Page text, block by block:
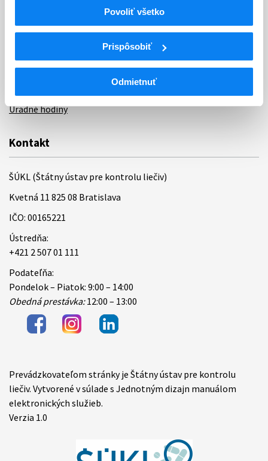
Povoliť všetko
Prispôsobiť
Odmietnuť
Regionálne pracoviská
Úradné hodiny
Kontakt
ŠÚKL (Štátny ústav pre kontrolu liečiv)
Kvetná 11 825 08 Bratislava
IČO: 00165221
Ústredňa:
+421 2 507 01 111
Podateľňa:
Pondelok – Piatok: 9:00 – 14:00
Obedná prestávka:12:00 – 13:00
Items
Prevádzkovateľom stránky je Štátny ústav pre kontrolu
liečiv. Vytvorené v súlade s Jednotným dizajn manuálom
elektronických služieb.
Verzia 1.0